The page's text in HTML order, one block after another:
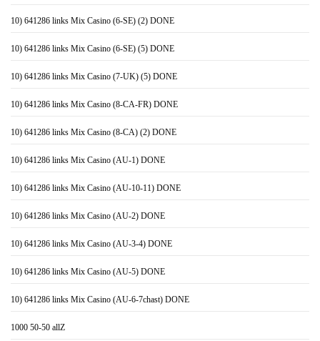
10) 641286 links Mix Casino (6-SE) (2) DONE
10) 641286 links Mix Casino (6-SE) (5) DONE
10) 641286 links Mix Casino (7-UK) (5) DONE
10) 641286 links Mix Casino (8-CA-FR) DONE
10) 641286 links Mix Casino (8-CA) (2) DONE
10) 641286 links Mix Casino (AU-1) DONE
10) 641286 links Mix Casino (AU-10-11) DONE
10) 641286 links Mix Casino (AU-2) DONE
10) 641286 links Mix Casino (AU-3-4) DONE
10) 641286 links Mix Casino (AU-5) DONE
10) 641286 links Mix Casino (AU-6-7chast) DONE
1000 50-50 allZ